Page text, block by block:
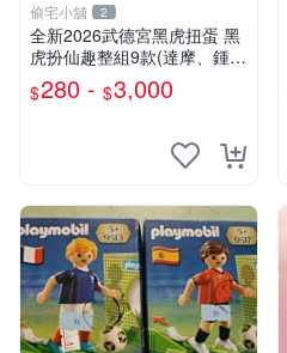
偷宅小舖 2
￼全新2026武德宮黑虎扭蛋 黑
虎扮仙趣整組9款(達摩、鍾
馗、神農大帝、地藏王、三太
子、關公、觀音、太陽星君、
$280 - $3,000